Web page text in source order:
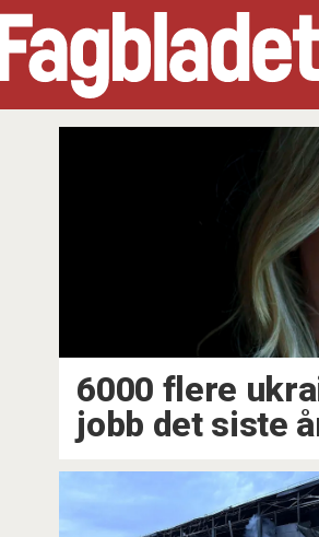
6000 flere
jobb det siste